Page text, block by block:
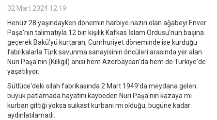
02 Mart 2024 12:19
Henüz 28 yaşındayken dönemin harbiye nazırı olan ağabeyi Enver
Paşa'nın talimatıyla 12 bin kişilik Kafkas İslam Ordusu'nun başına
geçerek Bakü'yü kurtaran, Cumhuriyet döneminde ise kurduğu
fabrikalarla Türk savunma sanayisinin öncüleri arasında yer alan
Nuri Paşa'nın (Killigil) anısı hem Azerbaycan'da hem de Türkiye'de
yaşatılıyor.
Sütlüce'deki silah fabrikasında 2 Mart 1949'da meydana gelen
büyük patlamada hayatını kaybeden Nuri Paşa'nın kazaya mı
kurban gittiği yoksa suikast kurbanı mı olduğu, bugüne kadar
aydınlatılamadı.